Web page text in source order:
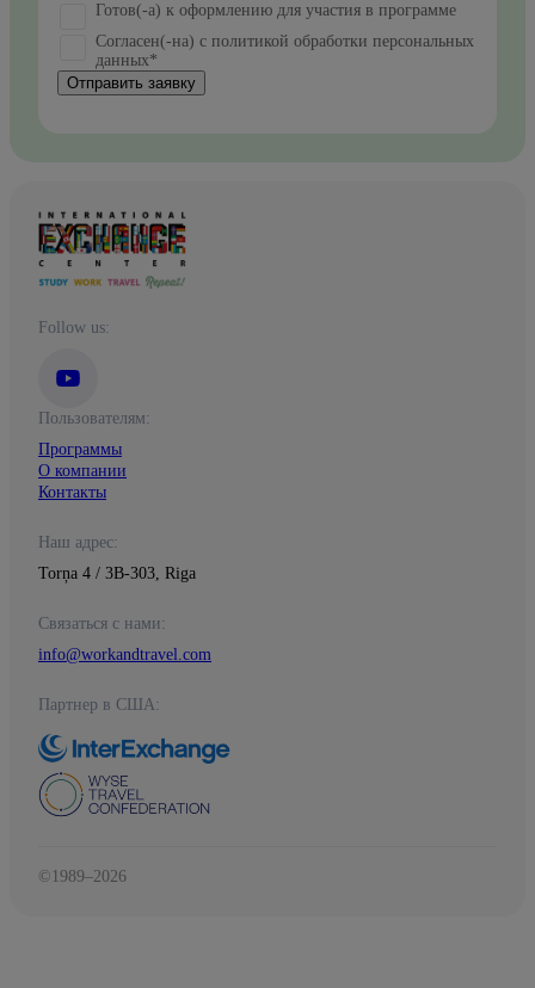
Готов(-а) к оформлению для участия в программе
Согласен(-на) с политикой обработки персональных
данных*
Отправить заявку
Follow us:
Пользователям:
Программы
О компании
Контакты
Наш адрес:
Torņa 4 / 3B-303, Riga
Связаться с нами:
info@workandtravel.com
Партнер в США:
©1989–2026